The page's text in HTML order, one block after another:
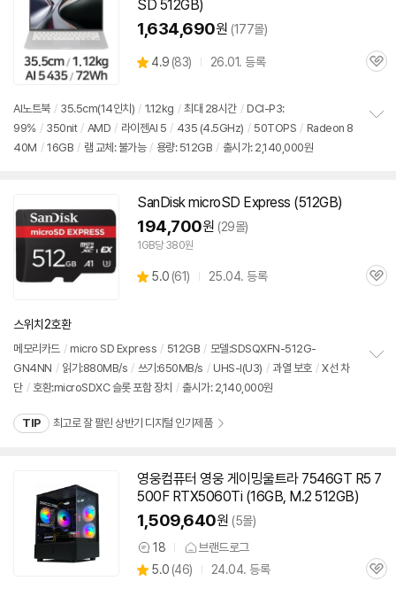
SD 512GB)
1,634,690원 (177몰)
별
4.9 (상
83) 26.01. 등록
관
AI노트북 / 35.5cm(14인치) / 1.12kg / 최대 28시간 / DCI-P3:
99% / 350nit / AMD / 라이젠AI 5 / 435 (4.5GHz) / 50TOPS / Radeon 8
40M / 16GB / 램 교체: 불가능 / 용량: 512GB / 출시가: 2,140,000원
SanDisk microSD Express (512GB)
194,700원 (29몰)
1GB당 380원
별
5.0 (상
61) 25.04. 등록
관
스위치2호환
메모리카드 / micro SD Express / 512GB / 모델:SDSQXFN-512G-
GN4NN / 읽기:880MB/s / 쓰기:650MB/s / UHS-I(U3) / 과열 보호 / X선 차
단 / 호환:microSDXC 슬롯 포함 장치 / 출시가: 2,140,000원
TIP 최고로 잘 팔린 상반기 디지털 인기제품
영웅컴퓨터 영웅 게이밍울트라 7546GT R5 7
500F RTX5060Ti (16GB, M.2 512GB)
1,509,640원 (5몰)
상
품
18 브랜드로그
별
5.0 (상
46) 24.04. 등록
관